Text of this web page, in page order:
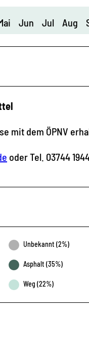
Jun Jul Aug
mit dem ÖPNV
oder Tel. 03744
Unbekannt (2%)
Asphalt (35%)
Weg (22%)